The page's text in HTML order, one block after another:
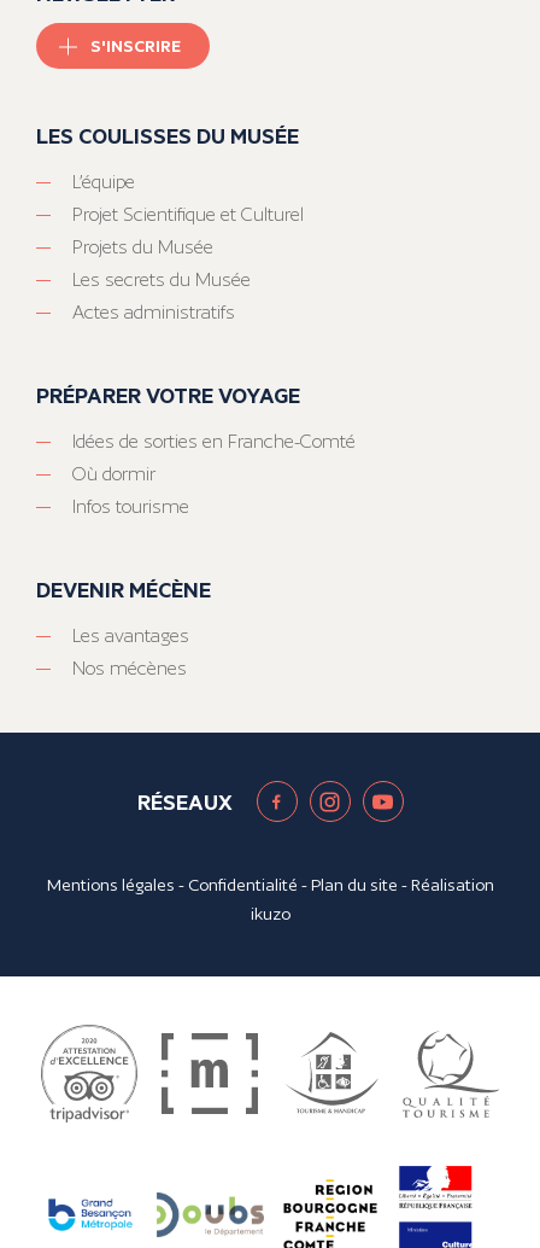
S'INSCRIRE
LES COULISSES DU MUSÉE
L’équipe
Projet Scientifique et Culturel
Projets du Musée
Les secrets du Musée
Actes administratifs
PRÉPARER VOTRE VOYAGE
Idées de sorties en Franche-Comté
Où dormir
Infos tourisme
DEVENIR MÉCÈNE
Les avantages
Nos mécènes
RÉSEAUX
Mentions légales - Confidentialité -Plan du site - Réalisation
ikuzo